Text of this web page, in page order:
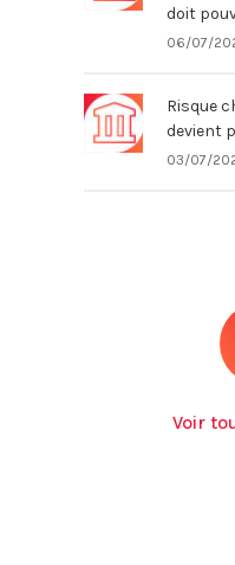
doit
06/07/
Risque
devient
03/07/
Voir